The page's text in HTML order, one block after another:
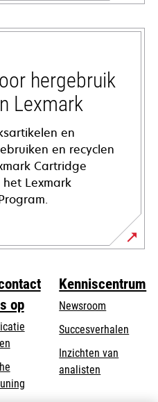
hergebruik
Lexmark
en
en recyclen
Cartridge
Lexmark
op
opens
Kenniscentrum
Newsroom
Succesverhalen
Inzichten van
analisten